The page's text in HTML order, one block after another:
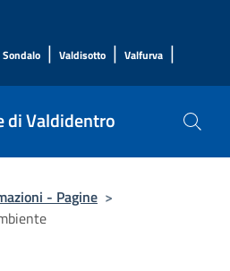
Sondalo | Valdisotto | Valfurva |
di Valdidentro
- Pagine >